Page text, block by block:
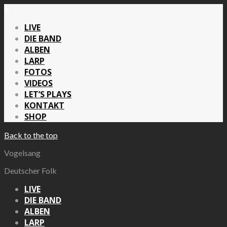
LIVE
DIE BAND
ALBEN
LARP
FOTOS
VIDEOS
LET’S PLAYS
KONTAKT
SHOP
Back to the top
Vogelsang
Deutscher Folk
LIVE
DIE BAND
ALBEN
LARP